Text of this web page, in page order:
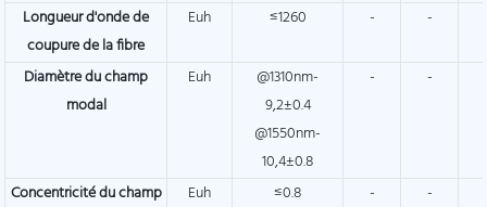
Longueur d'onde de
coupure de la fibre
Euh ≤1260 - -
Diamètre du champ
modal
Euh
@1310nm-
9,2±0.4
@1550nm-
10,4±0.8
- -
Concentricité du champ
Euh ≤0.8 - -